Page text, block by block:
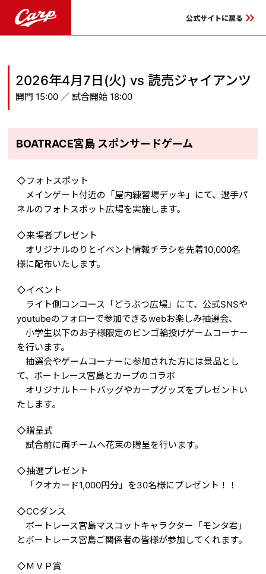
公式サイトに戻る keyboard_double_arrow_right
2026年4月7日(火) vs 読売ジャイアンツ
開門 15:00 ／ 試合開始 18:00
BOATRACE宮島 スポンサードゲーム
◇フォトスポット
メインゲート付近の「屋内練習場デッキ」にて、選手パ
ネルのフォトスポット広場を実施します。
◇来場者プレゼント
オリジナルのりとイベント情報チラシを先着10,000名
様に配布いたします。
◇イベント
ライト側コンコース「どうぶつ広場」にて、公式SNSや
youtubeのフォローで参加できるwebお楽しみ抽選会、
小学生以下のお子様限定のビンゴ輪投げゲームコーナー
を行います。
抽選会やゲームコーナーに参加された方には景品とし
て、ボートレース宮島とカープのコラボ
オリジナルトートバッグやカープグッズをプレゼントい
たします。
◇贈呈式
試合前に両チームへ花束の贈呈を行います。
◇抽選プレゼント
「クオカード1,000円分」を30名様にプレゼント！！
◇CCダンス
ボートレース宮島マスコットキャラクター「モンタ君」
とボートレース宮島ご関係者の皆様が参加してくれます。
◇ＭＶＰ賞